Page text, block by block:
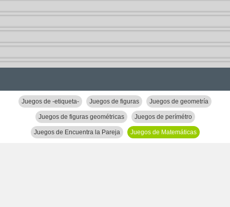
Juegos de -etiqueta- Juegos de figuras Juegos de geometría
Juegos de figuras geométricas Juegos de perímétro
Juegos de Encuentra la Pareja Juegos de Matemáticas